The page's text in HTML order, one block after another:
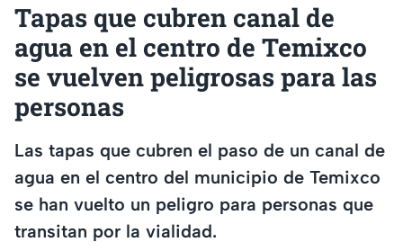
Tapas que cubren canal de
agua en el centro de Temixco
se vuelven peligrosas para las
personas
Las tapas que cubren el paso de un canal de
agua en el centro del municipio de Temixco
se han vuelto un peligro para personas que
transitan por la vialidad.